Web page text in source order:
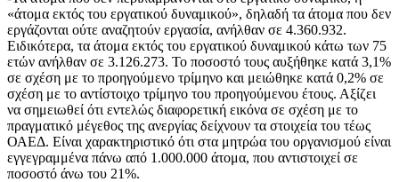
«άτομα εκτός του εργατικού δυναμικού», δηλαδή τα άτομα που δεν
εργάζονται ούτε αναζητούν εργασία, ανήλθαν σε 4.360.932.
Ειδικότερα, τα άτομα εκτός του εργατικού δυναμικού κάτω των 75
ετών ανήλθαν σε 3.126.273. Το ποσοστό τους αυξήθηκε κατά 3,1%
σε σχέση με το προηγούμενο τρίμηνο και μειώθηκε κατά 0,2% σε
σχέση με το αντίστοιχο τρίμηνο του προηγούμενου έτους. Αξίζει
να σημειωθεί ότι εντελώς διαφορετική εικόνα σε σχέση με το
πραγματικό μέγεθος της ανεργίας δείχνουν τα στοιχεία του τέως
ΟΑΕΔ. Είναι χαρακτηριστικό ότι στα μητρώα του οργανισμού είναι
εγγεγραμμένα πάνω από 1.000.000 άτομα, που αντιστοιχεί σε
ποσοστό άνω του 21%.